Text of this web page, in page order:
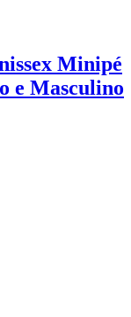
Minipé
e Masculino